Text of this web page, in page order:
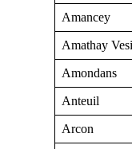
Amancey
Amathay
Amondans
Anteuil
Arcon